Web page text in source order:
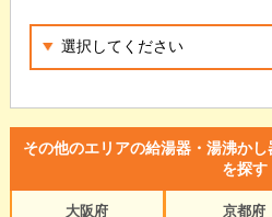
その他のエリアの給湯器・湯沸か
を探す
大阪府
京都府